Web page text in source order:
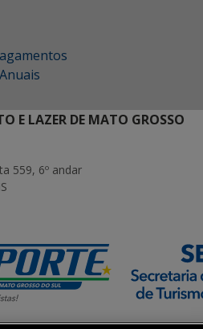
E LAZER DE MATO GROSSO
559, 6º andar